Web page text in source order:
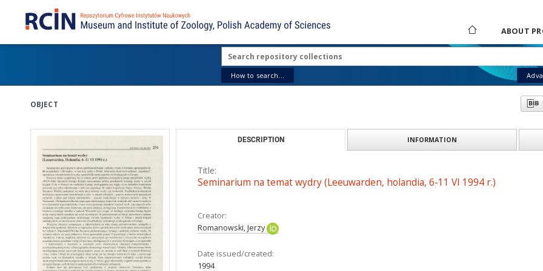
ABOUT
How to search...
OBJECT
DESCRIPTION INFORMATION
Title:
Seminarium na temat wydry (Leeuwarden, holandia, 6-11 VI 1994 r.)
Creator:
Romanowski, Jerzy
Date issued/created:
1994